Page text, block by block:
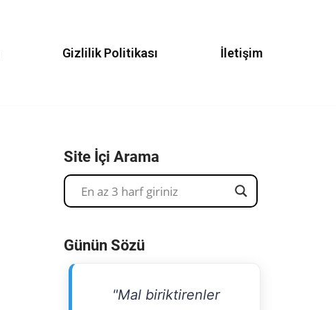
Gizlilik Politikası İletişim
Site İçi Arama
Günün Sözü
"Mal biriktirenler